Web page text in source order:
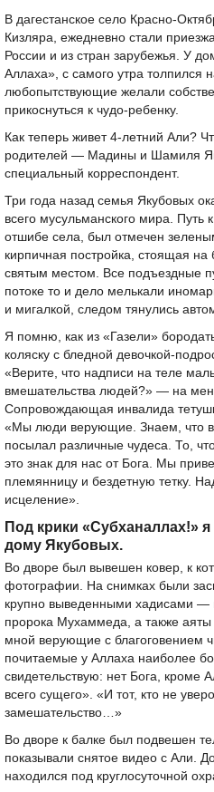
В дагестанское село Красно-
Кизляра, ежедневно стали
России и из стран зарубежья. У
Аллаха», с самого утра толпился
любопытствующие желали
прикоснуться к чудо-ребенку.
Как теперь живет 4-летний Али?
родителей — Мадины и Шамиля
специальный корреспондент.
Три года назад семья Якубовых
всего мусульманского мира. Путь
отшибе села, был отмечен
кирпичная постройка, стоящая на
святым местом. Все подъездные
потоке то и дело мелькали
и мигалкой, следом тянулись
Я помню, как из «Газели»
коляску с бледной девочкой-
«Верите, что надписи на теле
вмешательства людей?» — на
Сопровождающая инвалида
«Мы люди верующие. Знаем, что
посылал различные чудеса. То,
это знак для нас от Бога. Мы
племянницу и бездетную тетку.
исцеление».
Под крики «Субханаллах!»
дому Якубовых.
Во дворе был вывешен ковер, к
фотографии. На снимках были
крупно выведенными хадисами —
пророка Мухаммеда, а также
мной верующие с благоговением
почитаемые у Аллаха наиболее
свидетельствую: нет Бога, кроме
всего сущего». «И тот, кто не
замешательство…»
Во дворе к балке был подвешен
показывали снятое видео с Али.
находился под круглосуточной